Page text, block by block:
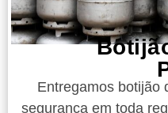
Entregamos botijão
segurança em toda